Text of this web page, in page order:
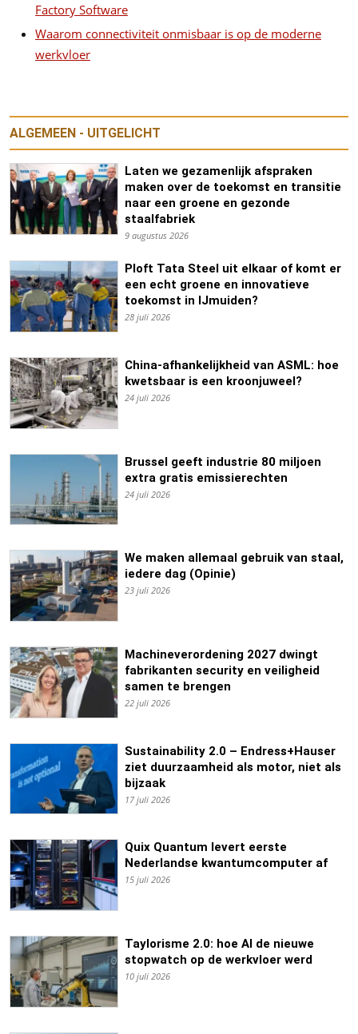
Factory Software
Waarom connectiviteit onmisbaar is op de moderne
werkvloer
ALGEMEEN - UITGELICHT
Laten we gezamenlijk afspraken
maken over de toekomst en transitie
naar een groene en gezonde
staalfabriek
9 augustus 2026
Ploft Tata Steel uit elkaar of komt er
een echt groene en innovatieve
toekomst in IJmuiden?
28 juli 2026
China-afhankelijkheid van ASML: hoe
kwetsbaar is een kroonjuweel?
24 juli 2026
Brussel geeft industrie 80 miljoen
extra gratis emissierechten
24 juli 2026
We maken allemaal gebruik van staal,
iedere dag (Opinie)
23 juli 2026
Machineverordening 2027 dwingt
fabrikanten security en veiligheid
samen te brengen
22 juli 2026
Sustainability 2.0 – Endress+Hauser
ziet duurzaamheid als motor, niet als
bijzaak
17 juli 2026
Quix Quantum levert eerste
Nederlandse kwantumcomputer af
15 juli 2026
Taylorisme 2.0: hoe AI de nieuwe
stopwatch op de werkvloer werd
10 juli 2026